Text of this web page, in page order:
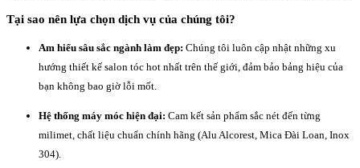
Tại sao nên lựa chọn dịch vụ của chúng tôi?
Am hiểu sâu sắc ngành làm đẹp: Chúng tôi luôn cập nhật những xu
hướng thiết kế salon tóc hot nhất trên thế giới, đảm bảo bảng hiệu của
bạn không bao giờ lỗi mốt.
Hệ thống máy móc hiện đại: Cam kết sản phẩm sắc nét đến từng
milimet, chất liệu chuẩn chính hãng (Alu Alcorest, Mica Đài Loan, Inox
304).